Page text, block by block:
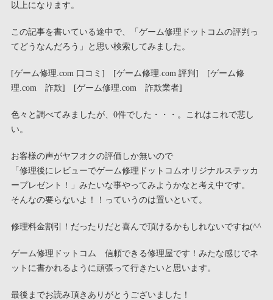
以上になります。
この記事を書いている途中で、「ゲーム修理ドットコムの評判っ
てどうなんだろう」と思い検索してみました。
[ゲーム修理.com 口コミ] [ゲーム修理.com 評判] [ゲーム修
理.com 詐欺] [ゲーム修理.com 詐欺業者]
色々と調べてみましたが、0件でした・・・。これはこれで悲し
い。
お客様の声がヤフオクの評価しか無いので
「修理後にレビューでゲーム修理ドットコムオリジナルステッカ
ープレゼント！」みたいな事やってみようかなと考え中です。
そんなの要らないよ！！っていうのは置いといて。
修理料金割引！だったりだと喜んで頂けるかもしれないですね(^^
ゲーム修理ドットコム 信頼できる修理屋です！みたな感じでネ
ットに書かれるように頑張って行きたいと思います。
最後までお読み頂きありがとうございました！